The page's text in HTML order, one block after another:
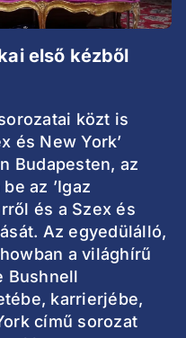
első kézből
közt is
és New York’
Budapesten, az
az ’Igaz
és a Szex és
Az egyedülálló,
a világhírű
Bushnell
karrierjébe,
című sorozat